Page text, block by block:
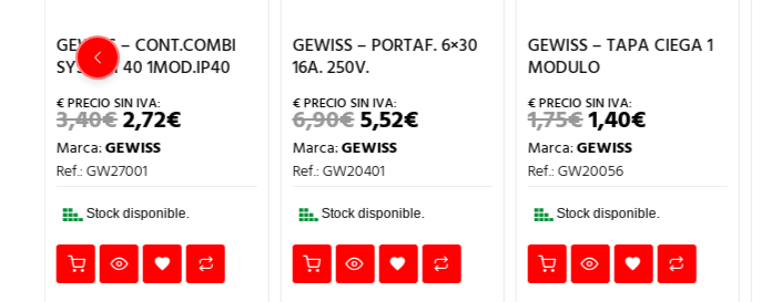
GEWISS – CONT.COMBI
SYSTEM 40 1MOD.IP40
3,40€EL
PRECIO
ORIGINAL
ERA:
2,72€EL
PRECIO
Marca:GEWISS
Ref.: GW27001
Stock disponible.
GEWISS – PORTAF. 6×30
16A. 250V.
6,90€EL
PRECIO
ORIGINAL
ERA:
5,52€EL
PRECIO
Marca:GEWISS
Ref.: GW20401
Stock disponible.
GEWISS – TAPA CIEGA 1
MODULO
1,75€EL
PRECIO
ORIGINAL
ERA:
1,40€EL
PRECIO
Marca:GEWISS
Ref.: GW20056
Stock disponible.